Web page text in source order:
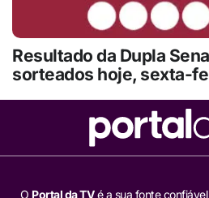
Resultado da Dupla
sorteados hoje, sexta-
O Portal da TVé a sua fonte